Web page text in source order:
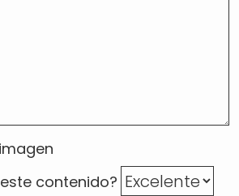
contenido?